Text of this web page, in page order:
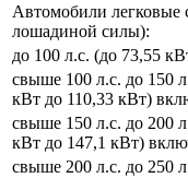
Автомобили легковые
лошадиной силы):
до 100 л.с. (до 73,55
свыше 100 л.с. до 150
кВт до 110,33 кВт)
свыше 150 л.с. до 200
кВт до 147,1 кВт)
свыше 200 л.с. до 250